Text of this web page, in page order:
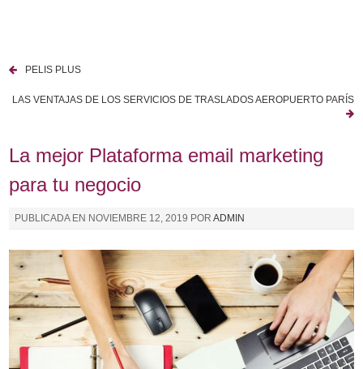
v
g
c
i
ó
n
PELIS PLUS
LAS VENTAJAS DE LOS SERVICIOS DE TRASLADOS AEROPUERTO PARÍS
La mejor Plataforma email marketing
para tu negocio
PUBLICADA EN NOVIEMBRE 12, 2019 PORADMIN